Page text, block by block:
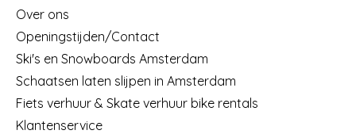
Over ons
Openingstijden/Contact
Ski's en Snowboards Amsterdam
Schaatsen laten slijpen in Amsterdam
Fiets verhuur & Skate verhuur bike rentals
Klantenservice